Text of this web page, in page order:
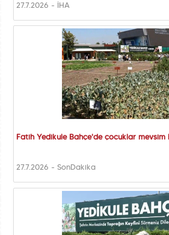
27.7.2026 - İHA
Fatih Yedikule Bahçe'de çocuklar mevsim
27.7.2026 - SonDakika